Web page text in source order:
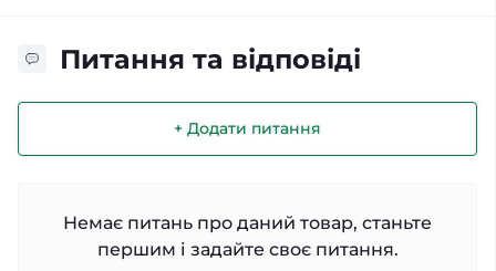
Питання та відповіді
+ Додати питання
Немає питань про даний товар, станьте
першим і задайте своє питання.